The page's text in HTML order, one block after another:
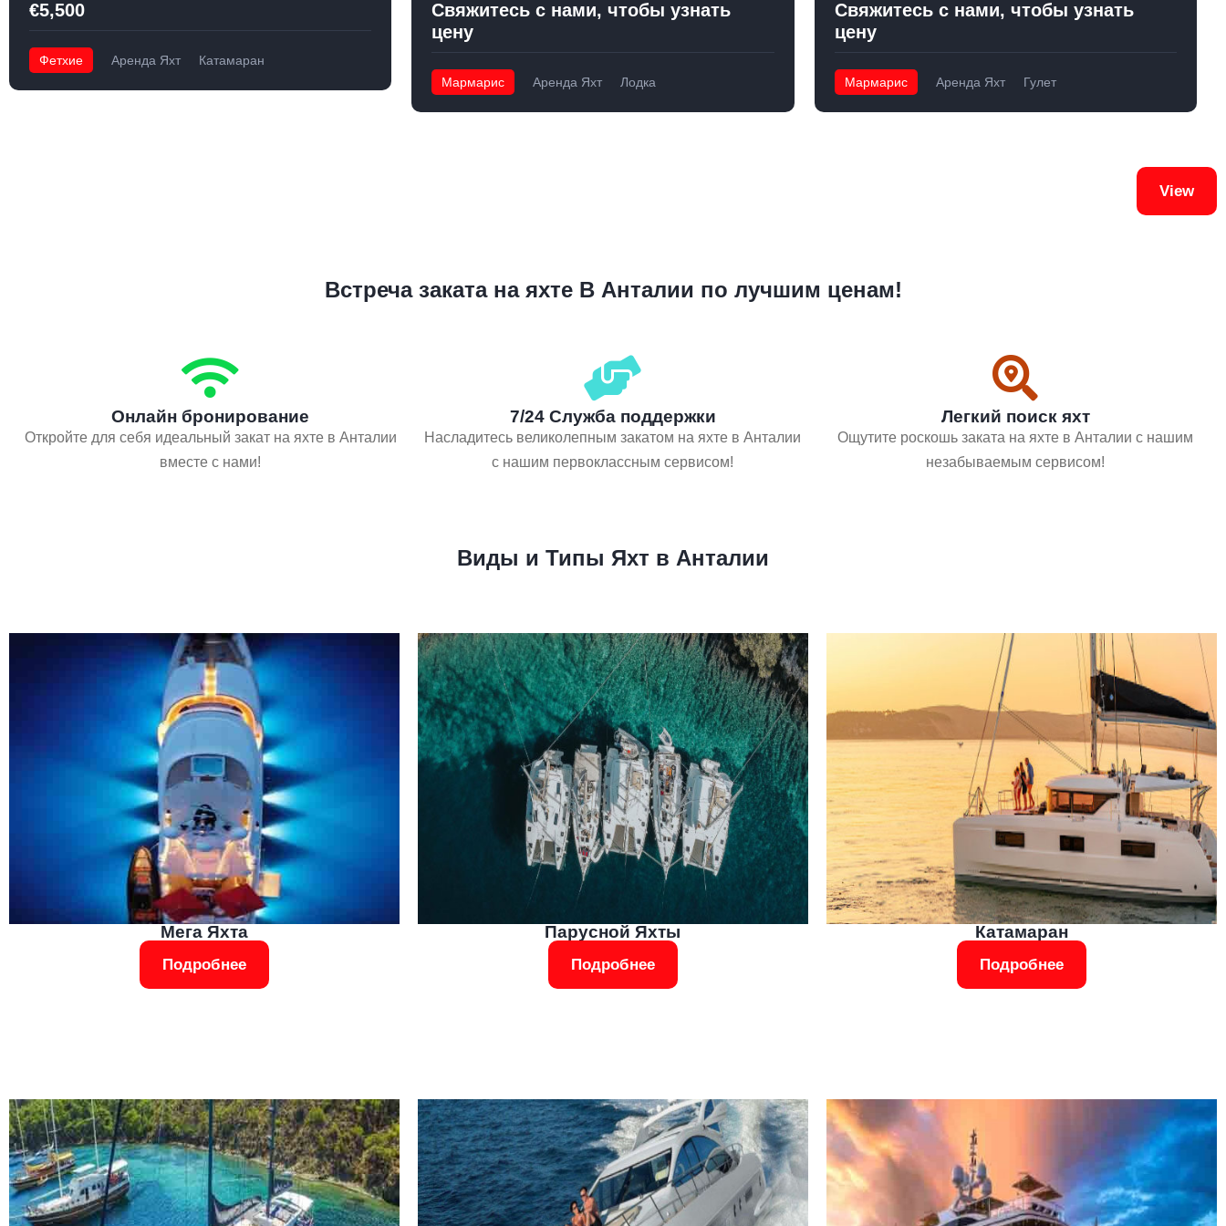
€5,500
Фетхие Аренда Яхт Катамаран
Свяжитесь с нами, чтобы узнать
цену
Мармарис Аренда Яхт Лодка
Свяжитесь с нами, чтобы узнать
цену
Мармарис Аренда Яхт Гулет
View
Встреча заката на яхте В Анталии по лучшим ценам!
Онлайн бронирование
Откройте для себя идеальный закат на яхте в Анталии
вместе с нами!
7/24 Служба поддержки
Насладитесь великолепным закатом на яхте в Анталии
с нашим первоклассным сервисом!
Легкий поиск яхт
Ощутите роскошь заката на яхте в Анталии с нашим
незабываемым сервисом!
Виды и Типы Яхт в Анталии
Мега Яхта
Подробнее
Парусной Яхты
Подробнее
Катамаран
Подробнее